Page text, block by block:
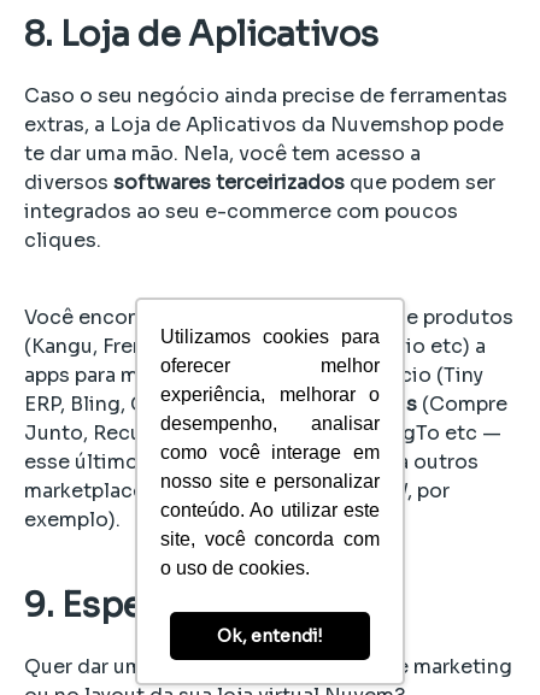
Utilizamos cookies para
oferecer melhor
experiência, melhorar o
desempenho, analisar
como você interage em
nosso site e personalizar
conteúdo. Ao utilizar este
site, você concorda com
o uso de cookies.
Ok, entendi!
8. Loja de Aplicativos
Caso o seu negócio ainda precise de ferramentas
extras, a Loja de Aplicativos da Nuvemshop pode
te dar uma mão. Nela, você tem acesso a
diversos softwares terceirizadosque podem ser
integrados ao seu e-commerce com poucos
cliques.
Você encontra desde apps para envio de produtos
(Kangu, Frenet, Manda Bem, Melhor Envio etc) a
apps para melhor gerenciar o seu negócio (Tiny
ERP, Bling, ContaAzul etc) evender mais(Compre
Junto, Recuperador de Carrinhos, PluggTo etc —
esse último para integrar seu negócio a outros
marketplaces, como Americanas e B2W, por
exemplo).
9. Especialistas
Quer dar um boostna sua estratégia de marketing